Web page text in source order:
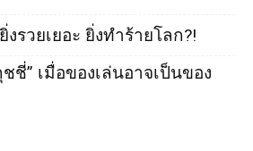
รวยเยอะ ยิ่งทำร้ายโลก?!
ชชี่” เมื่อของเล่นอาจเป็นของ